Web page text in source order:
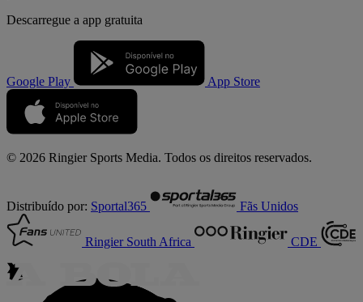
Descarregue a app gratuita
Google Play App Store
© 2026 Ringier Sports Media. Todos os direitos reservados.
Distribuído por: Sportal365 Fãs Unidos
Ringier South Africa CDE